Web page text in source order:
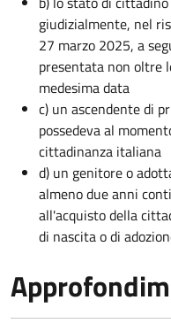
giudizialmente, nel
27 marzo 2025, a
presentata non oltre
medesima data
c) un ascendente di
possedeva al
cittadinanza italiana
d) un genitore o
almeno due anni
all'acquisto della
di nascita o di